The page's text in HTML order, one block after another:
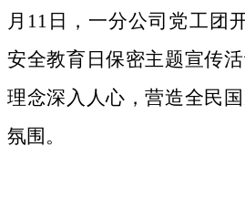
月11日，一分公司党工团
安全教育日保密主题宣传
理念深入人心，营造全民
氛围。